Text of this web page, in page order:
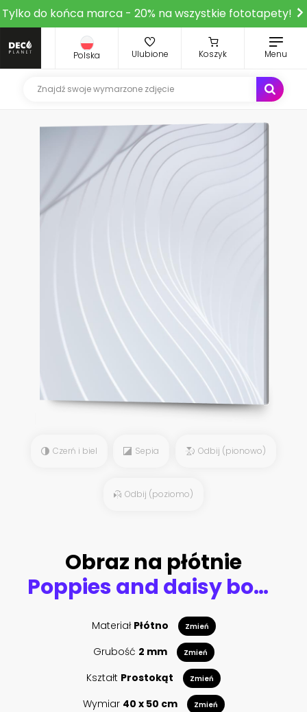
Tylko do końca marca - 20% na wszystkie fototapety!
Polska Ulubione Koszyk Menu
Czerń i biel Sepia Odbij (pionowo)
Odbij (poziomo)
Obraz na płótnie
Poppies and daisy bouquet in clay jug
Materiał Płótno Zmień
Grubość 2 mm Zmień
Kształt Prostokąt Zmień
Wymiar 40 x 50 cm Zmień